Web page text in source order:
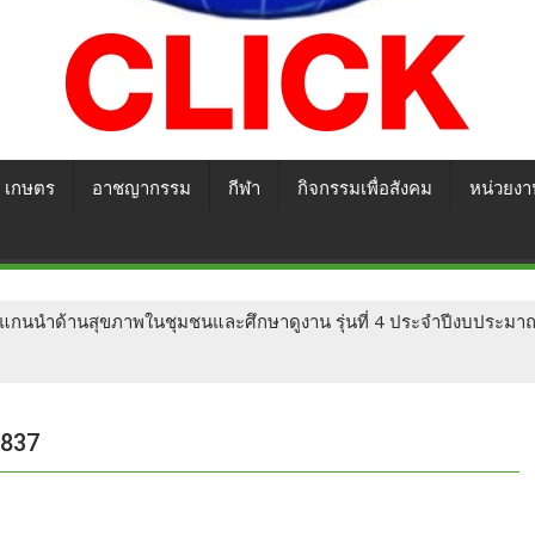
เกษตร อาชญากรรม กีฬา กิจกรรมเพื่อสังคม หน่วยง
กนนำด้านสุขภาพในชุมชนและศึกษาดูงาน รุ่นที่ 4 ประจำปีงบประมา